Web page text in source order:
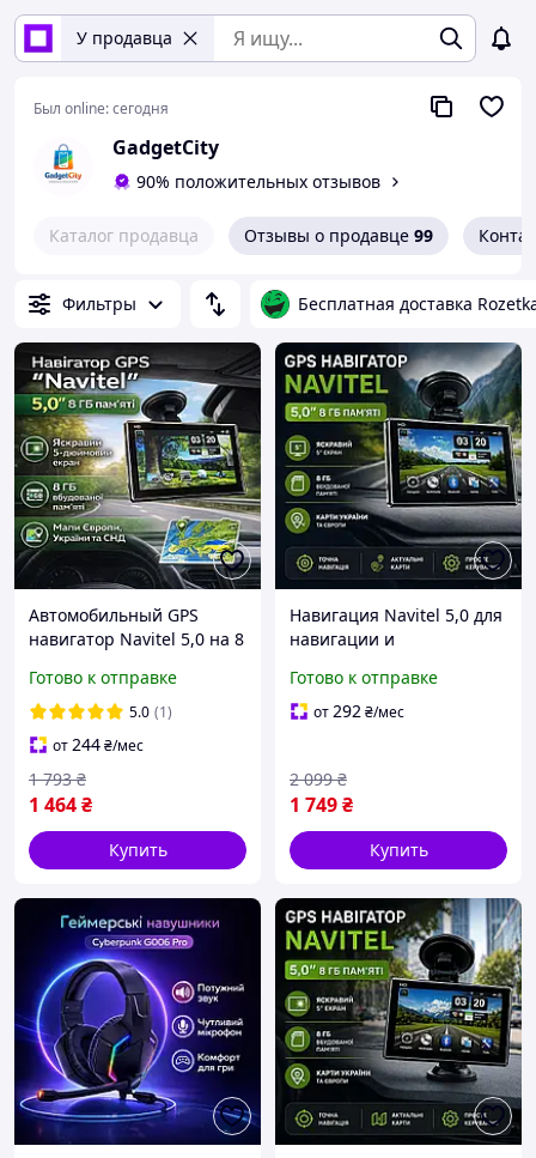
У продавца
Был online:сегодня
GadgetCity
90% положительных отзывов
Каталог продавца Отзывы о продавце 99
Фильтры Бесплатная доставка
Автомобильный GPS
навигатор Navitel 5,0 на 8
сенсорный экран с
картами для легковых
авто
Готово к отправке
5.0 (1)
от244₴/мес
1 464₴
1 793 ₴
Купить
Навигация Navitel 5,0 для
навигации и
камерах, Автопланшет
для прокладки
Готово к отправке
от292₴/мес
1 749₴
2 099 ₴
Купить